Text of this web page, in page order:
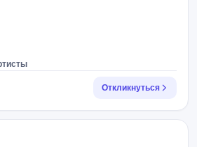
Откликнуться